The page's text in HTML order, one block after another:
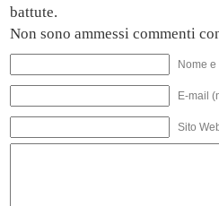
battute.
Non sono ammessi commenti
Nome
E-mail
Sito